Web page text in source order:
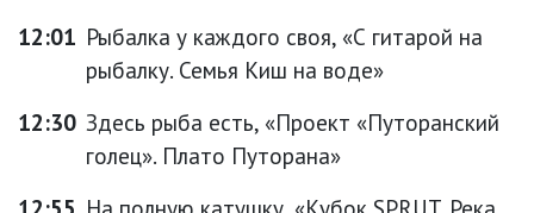
12:01 Рыбалка у каждого своя, «С гитарой на
рыбалку. Семья Киш на воде»
12:30 Здесь рыба есть, «Проект «Путоранский
голец». Плато Путорана»